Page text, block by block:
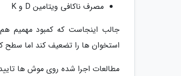
مصرف ناکافی ویتامین D و K
جالب اینجاست که کمبود مهمیم
استخوان ها را تضعیف کند اما
مطالعات اجرا شده روی موش ها